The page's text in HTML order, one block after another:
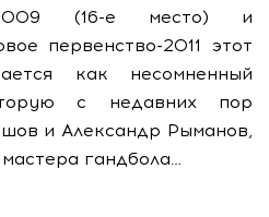
2009 (16-е место) и
первенство-2011 этот
как несомненный
с недавних пор
и Александр Рыманов,
гандбола…